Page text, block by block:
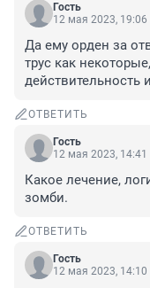
Гость
12 мая 2023, 19:06
Да ему орден за
трус как
действительность
ОТВЕТИТЬ
Гость
12 мая 2023, 14:41
Какое лечение,
зомби.
ОТВЕТИТЬ
Гость
12 мая 2023, 14:10